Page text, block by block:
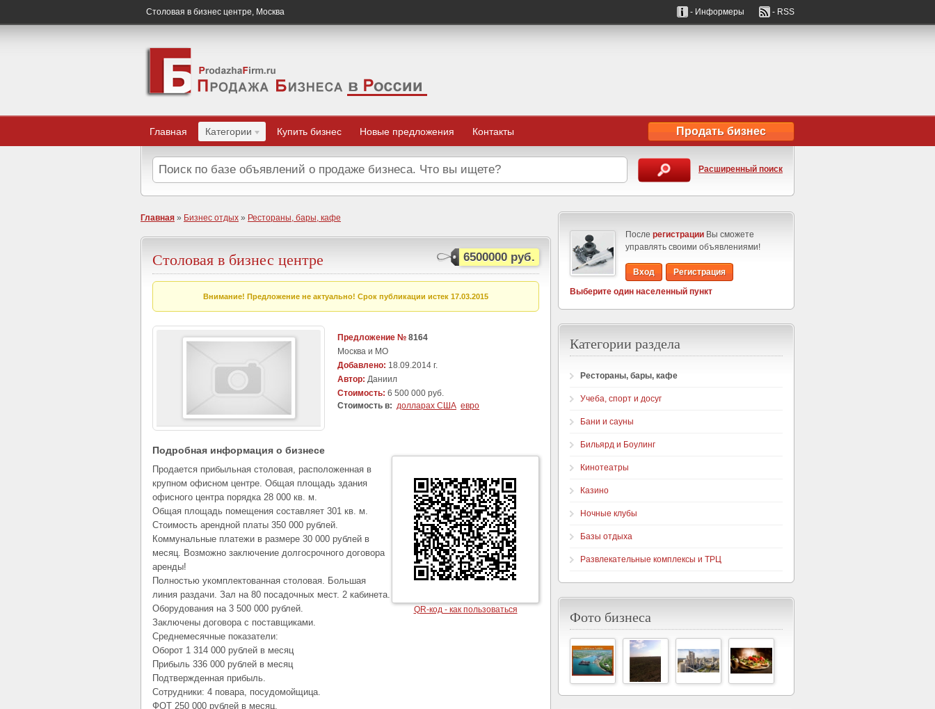
Столовая в бизнес центре, Москва - Информеры - RSS
Продать бизнес
Главная Категории Купить бизнес Новые предложения Контакты
Расширенный поиск
Главная » Бизнес отдых » Рестораны, бары, кафе
6500000 руб.
Столовая в бизнес центре
Внимание! Предложение не актуально! Срок публикации истек 17.03.2015
Предложение № 8164
Москва и МО
Добавлено: 18.09.2014 г.
Автор: Даниил
Стоимость: 6 500 000 руб.
Стоимость в: долларах США евро
Подробная информация о бизнесе
QR-код - как пользоваться
Продается прибыльная столовая, расположенная в
крупном офисном центре. Общая площадь здания
офисного центра порядка 28 000 кв. м.
Общая площадь помещения составляет 301 кв. м.
Стоимость арендной платы 350 000 рублей.
Коммунальные платежи в размере 30 000 рублей в
месяц. Возможно заключение долгосрочного договора
аренды!
Полностью укомплектованная столовая. Большая
линия раздачи. Зал на 80 посадочных мест. 2 кабинета.
Оборудования на 3 500 000 рублей.
Заключены договора с поставщиками.
Среднемесячные показатели:
Оборот 1 314 000 рублей в месяц
Прибыль 336 000 рублей в месяц
Подтвержденная прибыль.
Сотрудники: 4 повара, посудомойщица.
ФОТ 250 000 рублей в месяц.
После регистрации Вы сможете
управлять своими объявлениями!
Вход
Регистрация
Выберите один населенный пункт
Категории раздела
Рестораны, бары, кафе
Учеба, спорт и досуг
Бани и сауны
Бильярд и Боулинг
Кинотеатры
Казино
Ночные клубы
Базы отдыха
Развлекательные комплексы и ТРЦ
Фото бизнеса